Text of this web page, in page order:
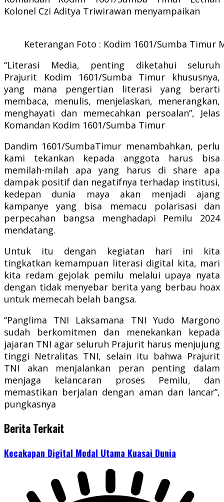
Kolonel Czi Aditya Triwirawan menyampaikan
Keterangan Foto : Kodim 1601/Sumba Timur
“Literasi Media, penting diketahui seluruh
Prajurit Kodim 1601/Sumba Timur khususnya,
yang mana pengertian literasi yang berarti
membaca, menulis, menjelaskan, menerangkan,
menghayati dan memecahkan persoalan”, Jelas
Komandan Kodim 1601/Sumba Timur
Dandim 1601/SumbaTimur menambahkan, perlu
kami tekankan kepada anggota harus bisa
memilah-milah apa yang harus di share apa
dampak positif dan negatifnya terhadap institusi,
kedepan dunia maya akan menjadi ajang
kampanye yang bisa memacu polarisasi dan
perpecahan bangsa menghadapi Pemilu 2024
mendatang.
Untuk itu dengan kegiatan hari ini kita
tingkatkan kemampuan literasi digital kita, mari
kita redam gejolak pemilu melalui upaya nyata
dengan tidak menyebar berita yang berbau hoax
untuk memecah belah bangsa.
“Panglima TNI Laksamana TNI Yudo Margono
sudah berkomitmen dan menekankan kepada
jajaran TNI agar seluruh Prajurit harus menjujung
tinggi Netralitas TNI, selain itu bahwa Prajurit
TNI akan menjalankan peran penting dalam
menjaga kelancaran proses Pemilu, dan
memastikan berjalan dengan aman dan lancar”,
pungkasnya
Berita Terkait
Kecakapan Digital Modal Utama Kuasai Dunia